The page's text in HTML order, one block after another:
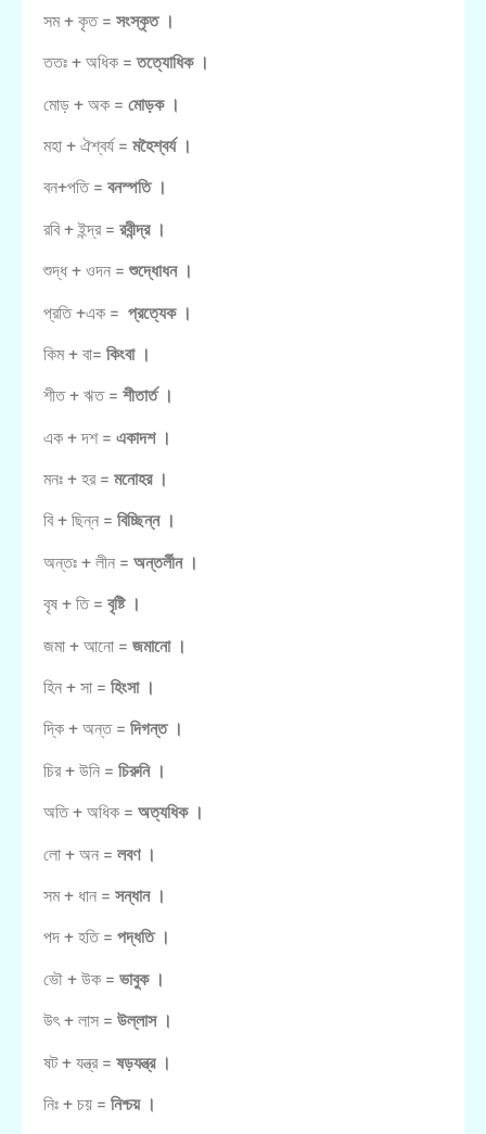
সম + কৃত = সংস্কৃত ।
ততঃ + অধিক =তত্যোধিক ।
মোড় + অক = মোড়ক ।
মহা + ঐশ্বর্য = মহৈশ্বর্য ।
বন+পতি = বনস্পতি ।
রবি + ইন্দ্র = রবীন্দ্র ।
শুদ্ধ + ওদন = শুদ্ধোধন ।
প্রতি +এক = প্রত্যেক ।
কিম + বা= কিংবা ।
শীত + ঋত = শীতার্ত ।
এক + দশ = একাদশ ।
মনঃ + হর = মনোহর ।
বি + ছিন্ন = বিচ্ছিন্ন ।
অন্তঃ + লীন = অন্তর্লীন ।
বৃষ + তি = বৃষ্টি ।
জমা + আনো = জমানো ।
হিন + সা = হিংসা ।
দি্‌ক + অন্ত = দিগন্ত ।
চির + উনি = চিরুনি ।
অতি + অধিক = অত্যধিক ।
লো + অন = লবণ ।
সম + ধান = সন্ধান ।
পদ + হতি = পদ্ধতি ।
ভৌ + উক = ভাবুক ।
উৎ + লাস = উল্লাস ।
ষট + যন্ত্র = ষড়যন্ত্র ।
নিঃ + চয় = নিশ্চয় ।